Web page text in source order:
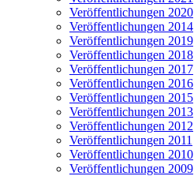
Veröffentlichungen 2020
Veröffentlichungen 2014
Veröffentlichungen 2019
Veröffentlichungen 2018
Veröffentlichungen 2017
Veröffentlichungen 2016
Veröffentlichungen 2015
Veröffentlichungen 2013
Veröffentlichungen 2012
Veröffentlichungen 2011
Veröffentlichungen 2010
Veröffentlichungen 2009